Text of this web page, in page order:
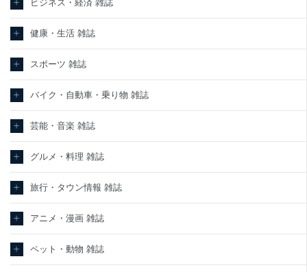
ビジネス・経済 雑誌
健康・生活 雑誌
スポーツ 雑誌
バイク・自動車・乗り物 雑誌
芸能・音楽 雑誌
グルメ・料理 雑誌
旅行・タウン情報 雑誌
アニメ・漫画 雑誌
ペット・動物 雑誌